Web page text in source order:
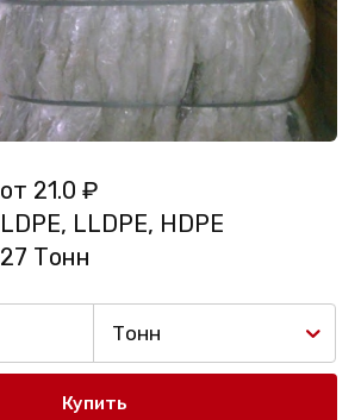
от 21.0 ₽
LDPE, LLDPE, HDPE
27 Тонн
Тонн
Купить